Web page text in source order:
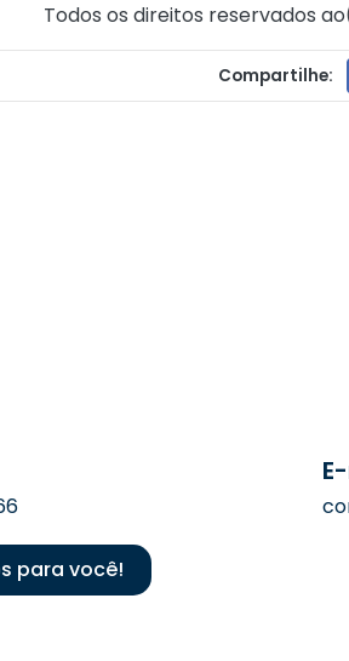
Todos os direitos reservados
Compartilhe:
para você!